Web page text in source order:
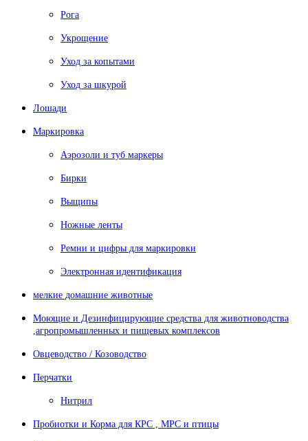
Рога
Укрощение
Уход за копытами
Уход за шкурой
Лошади
Маркировка
Аэрозоли и туб маркеры
Бирки
Выщипы
Ножные ленты
Ремни и цифры для маркировки
Электронная идентификация
мелкие домашние животные
Моющие и Дезинфицирующие средства для животноводства
,агропромышленных и пищевых комплексов
Овцеводство / Козоводство
Перчатки
Нитрил
Пробиотки и Корма для КРС , МРС и птицы